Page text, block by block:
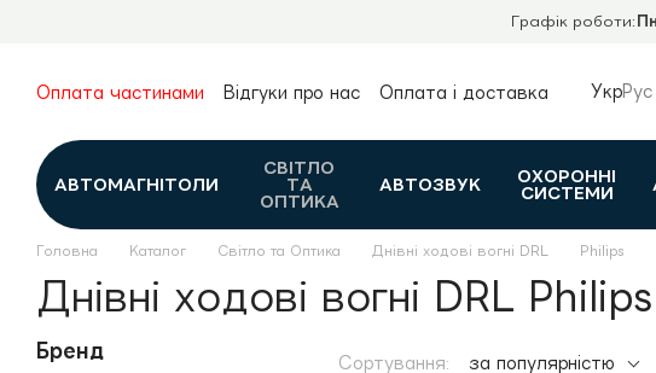
Графік роботи:
Оплата частинами Відгуки про нас
Оплата і доставка
Контакти
Каталог
УкрРус
АВТОМАГНІТОЛИ
СВІТЛО
ТА
ОПТИКА
АВТОЗВУК
ОХОРОННІ
СИСТЕМИ
Головна Каталог Світло та Оптика Днівні ходові вогні DRL Philips
Днівні ходові вогні DRL Philips
Сортування: за популярністю
Бренд